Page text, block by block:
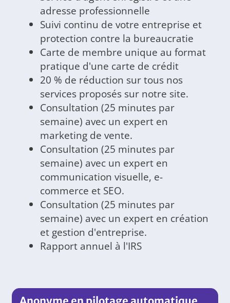
adresse professionnelle
Suivi continu de votre entreprise et
protection contre la bureaucratie
Carte de membre unique au format
pratique d'une carte de crédit
20 % de réduction sur tous nos
services proposés sur notre site.
Consultation (25 minutes par
semaine) avec un expert en
marketing de vente.
Consultation (25 minutes par
semaine) avec un expert en
communication visuelle, e-
commerce et SEO.
Consultation (25 minutes par
semaine) avec un expert en création
et gestion d'entreprise.
Rapport annuel à l'IRS